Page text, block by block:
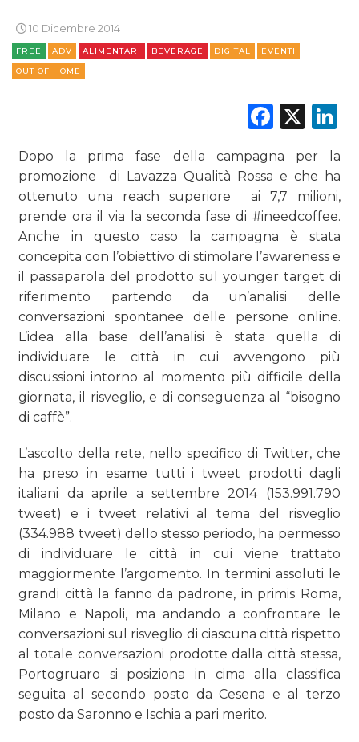
CASE HISTORY
OPINIONI
10 Dicembre 2014
FREE ADV ALIMENTARI BEVERAGE DIGITAL
EVENTI
OUT OF HOME
X
Dopo la prima fase della campagna per la
promozione di Lavazza Qualità Rossa e che ha
ottenuto una reach superiore ai 7,7 milioni,
prende ora il via la seconda fase di #ineedcoffee.
Anche in questo caso la campagna è stata
concepita con l’obiettivo di stimolare l’awareness e
il passaparola del prodotto sul younger target di
riferimento partendo da un’analisi delle
conversazioni spontanee delle persone online.
L’idea alla base dell’analisi è stata quella di
individuare le città in cui avvengono più
discussioni intorno al momento più difficile della
giornata, il risveglio, e di conseguenza al “bisogno
di caffè”.
L’ascolto della rete, nello specifico di Twitter, che
ha preso in esame tutti i tweet prodotti dagli
italiani da aprile a settembre 2014 (153.991.790
tweet) e i tweet relativi al tema del risveglio
(334.988 tweet) dello stesso periodo, ha permesso
di individuare le città in cui viene trattato
maggiormente l’argomento. In termini assoluti le
grandi città la fanno da padrone, in primis Roma,
Milano e Napoli, ma andando a confrontare le
conversazioni sul risveglio di ciascuna città rispetto
al totale conversazioni prodotte dalla città stessa,
Portogruaro si posiziona in cima alla classifica
seguita al secondo posto da Cesena e al terzo
posto da Saronno e Ischia a pari merito.